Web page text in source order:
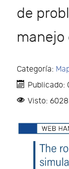
de
manejo
Categoría:
Publicado:
Visto: 6028